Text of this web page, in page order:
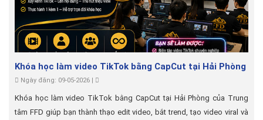
Khóa học làm video TikTok bằng CapCut tại Hải Phòng
Ngày đăng: 09-05-2026 |
Khóa học làm video TikTok bằng CapCut tại Hải Phòng của Trung
tâm FFD giúp bạn thành thạo edit video, bắt trend, tạo video viral và